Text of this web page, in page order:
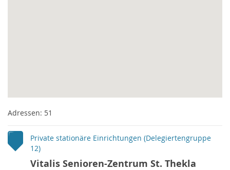
Adressen: 51
Private stationäre Einrichtungen (Delegiertengruppe
12)
Vitalis Senioren-Zentrum St. Thekla